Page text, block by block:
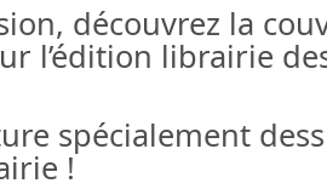
découvrez la
l’édition librairie
spécialement
!